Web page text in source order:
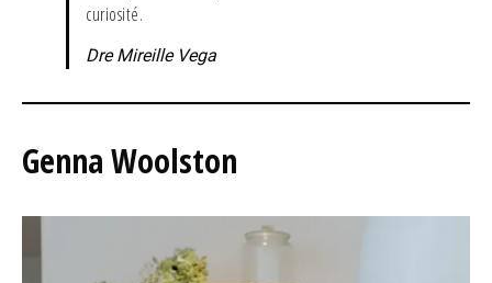
curiosité.
Dre Mireille Vega
Genna Woolston